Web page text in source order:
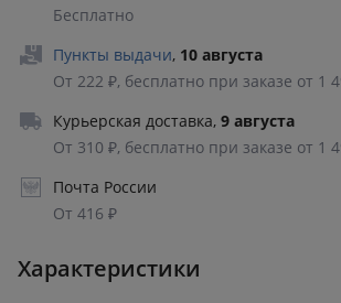
Бесплатно
Пункты выдачи, 10 августа
От 222 ₽, бесплатно при заказе от 1
Курьерская доставка, 9 августа
От 310 ₽, бесплатно при заказе от 1
Почта России
От 416 ₽
Характеристики